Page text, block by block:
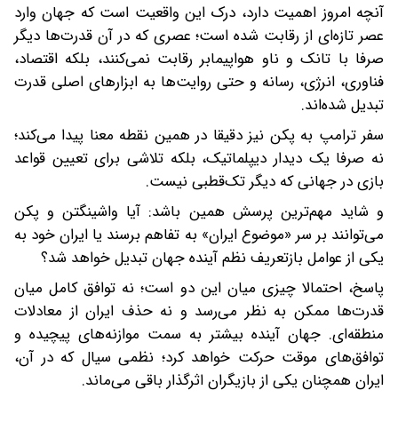
آنچه امروز اهمیت دارد، درک این واقعیت است که جهان وارد
عصر تازه‌ای از رقابت شده است؛ عصری که در آن قدرت‌ها دیگر
صرفا با تانک و ناو هواپیمابر رقابت نمی‌کنند، بلکه اقتصاد،
فناوری، انرژی، رسانه و حتی روایت‌ها به ابزارهای اصلی قدرت
تبدیل شده‌اند.
سفر ترامپ به پکن نیز دقیقا در همین نقطه معنا پیدا می‌کند؛
نه صرفا یک دیدار دیپلماتیک، بلکه تلاشی برای تعیین قواعد
بازی در جهانی که دیگر تک‌قطبی نیست.
و شاید مهم‌ترین پرسش همین باشد: آیا واشینگتن و پکن
می‌توانند بر سر «موضوع ایران» به تفاهم برسند‌ یا ایران خود به
یکی از عوامل بازتعریف نظم آینده جهان تبدیل خواهد شد؟
پاسخ، احتمالا چیزی میان این دو است؛ نه توافق کامل میان
قدرت‌ها ممکن به نظر می‌رسد و نه حذف ایران از معادلات
منطقه‌ای. جهان آینده بیشتر به سمت موازنه‌های پیچیده و
توافق‌های موقت حرکت خواهد کرد؛ نظمی سیال که در آن،
ایران همچنان یکی از بازیگران اثرگذار باقی می‌ماند.